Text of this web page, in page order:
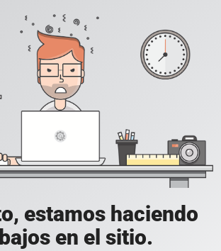
estamos haciendo
en el sitio.